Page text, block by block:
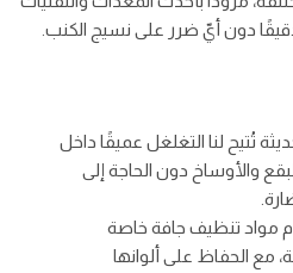
دون أيّ ضرر على نسيج الكنب.
تُتيح لنا التغلغل عميقًا داخل
والأوساخ دون الحاجة إلى
مواد تنظيف جافة خاصة
مع الحفاظ على ألوانها